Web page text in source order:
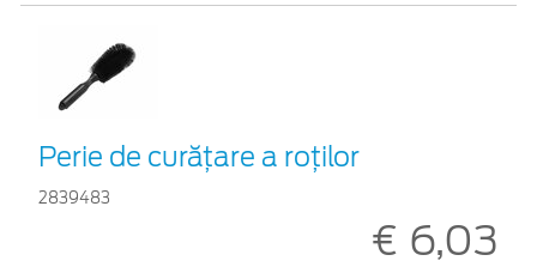
Perie de curățare a roților
2839483
€ 6,03